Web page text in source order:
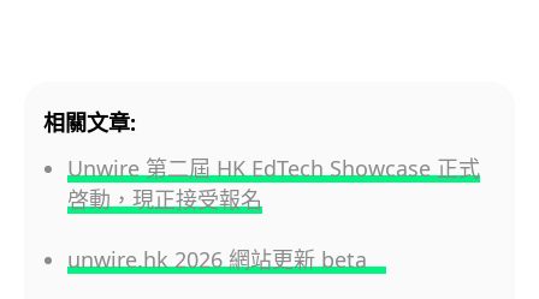
相關文章:
Unwire 第二屆 HK EdTech Showcase 正式
啓動，現正接受報名
unwire.hk 2026 網站更新 beta